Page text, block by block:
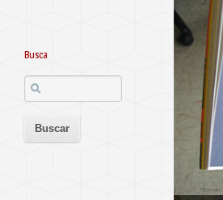
Busca